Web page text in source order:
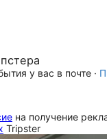
у вас в почте ·
на получение
Tripster